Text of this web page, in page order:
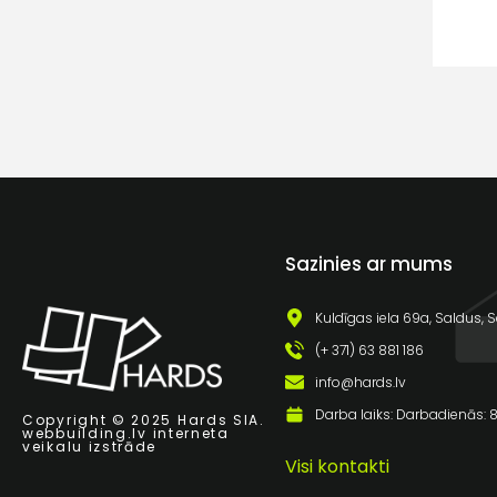
Copyright © 2025 Hards SIA.
webbuilding.lv interneta
veikalu izstrāde
Sazinies ar mums
Kuldīgas iela 69a, Saldus,
(+ 371) 63 881 186
info@hards.lv
Darba laiks: Darbadienās:
Visi kontakti